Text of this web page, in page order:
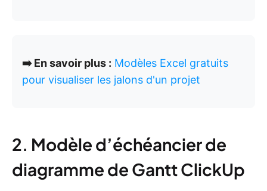
➡️ En savoir plus : Modèles Excel gratuits
pour visualiser les jalons d'un projet
2. Modèle d’échéancier de
diagramme de Gantt ClickUp